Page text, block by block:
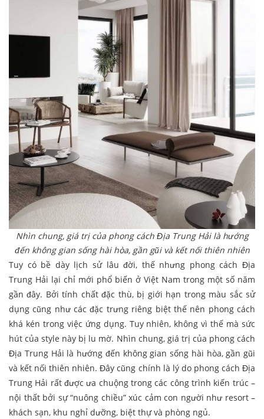
Nhìn chung, giá trị của phong cách Địa Trung Hải là hướng
đến không gian sống hài hòa, gần gũi và kết nối thiên nhiên
Tuy có bề dày lịch sử lâu đời, thế nhưng phong cách Địa
Trung Hải lại chỉ mới phổ biến ở Việt Nam trong một số năm
gần đây. Bởi tính chất đặc thù, bị giới hạn trong màu sắc sử
dụng cũng như các đặc trưng riêng biệt thế nên phong cách
khá kén trong việc ứng dụng. Tuy nhiên, không vì thế mà sức
hút của style này bị lu mờ. Nhìn chung, giá trị của phong cách
Địa Trung Hải là hướng đến không gian sống hài hòa, gần gũi
và kết nối thiên nhiên. Đây cũng chính là lý do phong cách Địa
Trung Hải rất được ưa chuộng trong các công trình kiến trúc –
nội thất bởi sự “nuông chiều” xúc cảm con người như resort –
khách sạn, khu nghỉ dưỡng, biệt thự và phòng ngủ.